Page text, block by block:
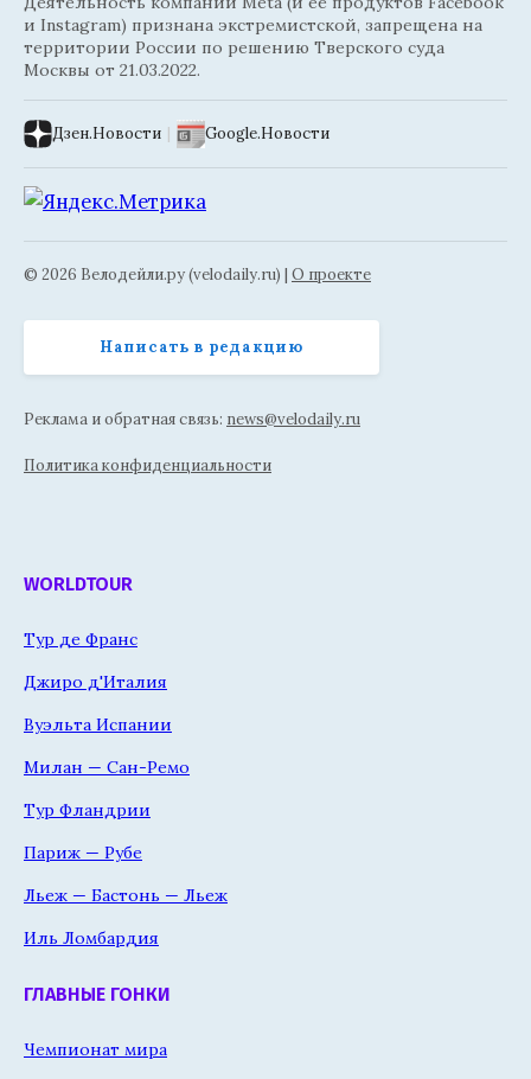
и Instagram) признана экстремистской, запрещена на
территории России по решению Тверского суда
Москвы от 21.03.2022.
Дзен.Новости | Google.Новости
© 2026 Велодейли.ру (velodaily.ru) | О проекте
Написать в редакцию
Реклама и обратная связь: news@velodaily.ru
Политика конфиденциальности
WORLDTOUR
Тур де Франс
Джиро д'Италия
Вуэльта Испании
Милан — Сан-Ремо
Тур Фландрии
Париж — Рубе
Льеж — Бастонь — Льеж
Иль Ломбардия
ГЛАВНЫЕ ГОНКИ
Чемпионат мира